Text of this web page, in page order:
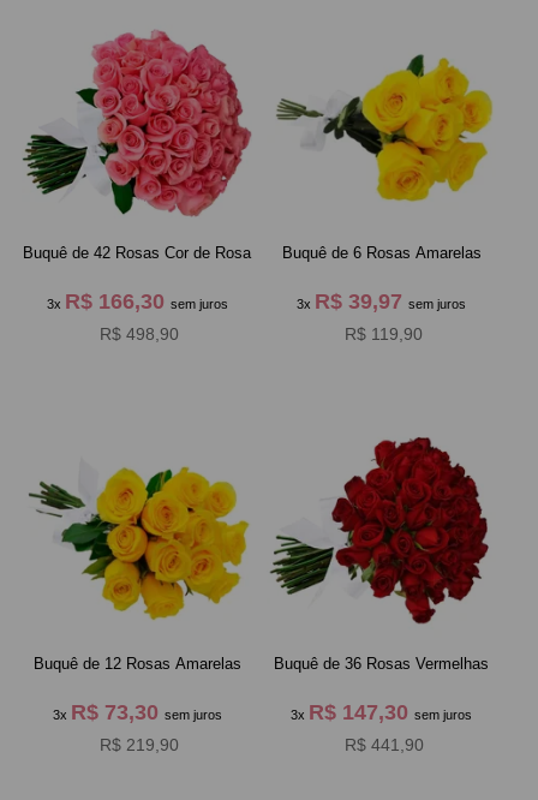
Buquê de 42 Rosas Cor de Rosa
3x R$ 166,30 sem juros
R$ 498,90
Buquê de 6 Rosas Amarelas
3x R$ 39,97sem juros
R$ 119,90
Buquê de 12 Rosas Amarelas
3x R$ 73,30 sem juros
R$ 219,90
Buquê de 36 Rosas Vermelhas
3x R$ 147,30sem juros
R$ 441,90